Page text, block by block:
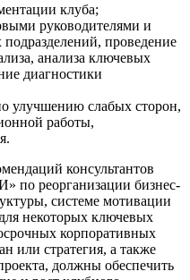
клуба;
руководителями и
проведение
анализа ключевых
диагностики
улучшению слабых сторон,
работы,
консультантов
реорганизации бизнес-
системе мотивации
для некоторых ключевых
корпоративных
или стратегия, а также
должны обеспечить